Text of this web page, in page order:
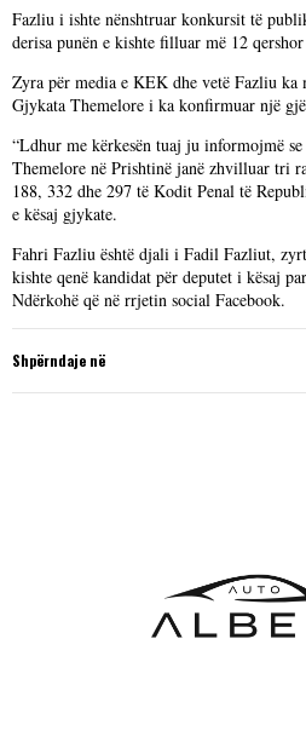
Fazliu i ishte nënshtruar konkursit të
derisa punën e kishte filluar më 12
Zyra për media e KEK dhe vetë Fazliu ka
Gjykata Themelore i ka konfirmuar një
“Ldhur me kërkesën tuaj ju informojmë
Themelore në Prishtinë janë zhvilluar tri
188, 332 dhe 297 të Kodit Penal të
e kësaj gjykate.
Fahri Fazliu është djali i Fadil Fazliut,
kishte qenë kandidat për deputet i kësaj
Ndërkohë që në rrjetin social Facebook.
Shpërndaje në